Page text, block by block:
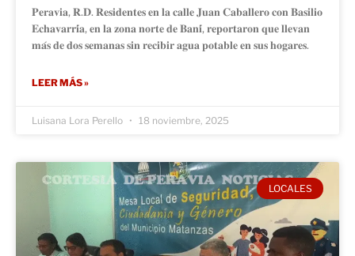
𝐏𝐞𝐫𝐚𝐯𝐢𝐚, 𝐑.𝐃. 𝐑𝐞𝐬𝐢𝐝𝐞𝐧𝐭𝐞𝐬 𝐞𝐧 𝐥𝐚 𝐜𝐚𝐥𝐥𝐞 𝐉𝐮𝐚𝐧 𝐂𝐚𝐛𝐚𝐥𝐥𝐞𝐫𝐨 𝐜𝐨𝐧 𝐁𝐚𝐬𝐢𝐥𝐢𝐨
𝐄𝐜𝐡𝐚𝐯𝐚𝐫𝐫𝐢́𝐚, 𝐞𝐧 𝐥𝐚 𝐳𝐨𝐧𝐚 𝐧𝐨𝐫𝐭𝐞 𝐝𝐞 𝐁𝐚𝐧𝐢́, 𝐫𝐞𝐩𝐨𝐫𝐭𝐚𝐫𝐨𝐧 𝐪𝐮𝐞 𝐥𝐥𝐞𝐯𝐚𝐧
𝐦𝐚́𝐬 𝐝𝐞 𝐝𝐨𝐬 𝐬𝐞𝐦𝐚𝐧𝐚𝐬 𝐬𝐢𝐧 𝐫𝐞𝐜𝐢𝐛𝐢𝐫 𝐚𝐠𝐮𝐚 𝐩𝐨𝐭𝐚𝐛𝐥𝐞 𝐞𝐧 𝐬𝐮𝐬 𝐡𝐨𝐠𝐚𝐫𝐞𝐬.
LEER MÁS »
Luisana Lora Perello 18 noviembre, 2025
LOCALES